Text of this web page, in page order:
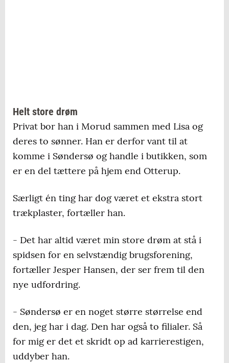
Helt store drøm
Privat bor han i Morud sammen med Lisa og
deres to sønner. Han er derfor vant til at
komme i Søndersø og handle i butikken, som
er en del tættere på hjem end Otterup.
Særligt én ting har dog været et ekstra stort
trækplaster, fortæller han.
- Det har altid været min store drøm at stå i
spidsen for en selvstændig brugsforening,
fortæller Jesper Hansen, der ser frem til den
nye udfordring.
- Søndersø er en noget større størrelse end
den, jeg har i dag. Den har også to filialer. Så
for mig er det et skridt op ad karrierestigen,
uddyber han.